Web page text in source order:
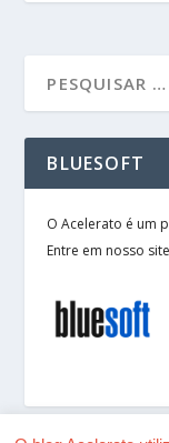
BLUESOFT
O Acelerato é um
Entre em nosso